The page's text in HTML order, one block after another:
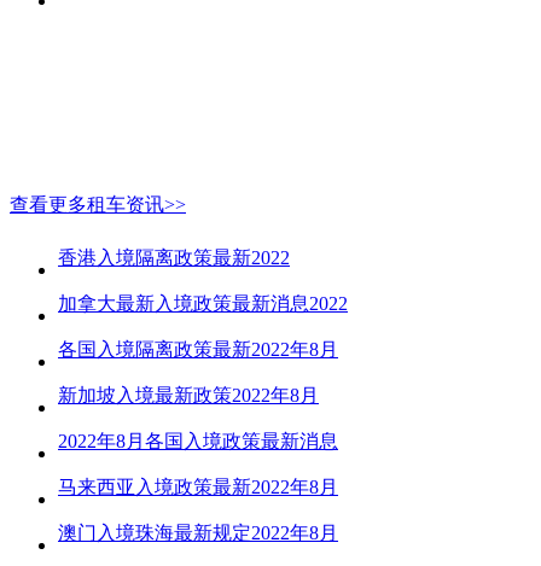
查看更多租车资讯>>
香港入境隔离政策最新2022
加拿大最新入境政策最新消息2022
各国入境隔离政策最新2022年8月
新加坡入境最新政策2022年8月
2022年8月各国入境政策最新消息
马来西亚入境政策最新2022年8月
澳门入境珠海最新规定2022年8月